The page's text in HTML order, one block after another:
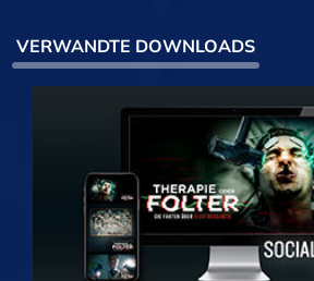
VERWANDTE DOWNLOADS